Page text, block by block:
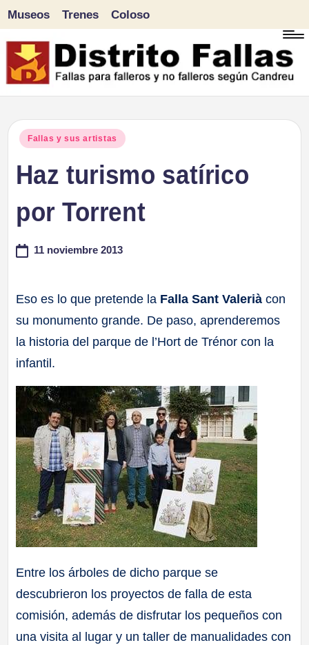
Saltar
al
Museos Trenes Coloso
Publicado
Fallas y sus artistas
Haz turismo satírico
por Torrent
11 noviembre 2013
Eso es lo que pretende la Falla Sant Valerià con
su monumento grande. De paso, aprenderemos
la historia del parque de l’Hort de Trénor con la
infantil.
Entre los árboles de dicho parque se
descubrieron los proyectos de falla de esta
comisión, además de disfrutar los pequeños con
una visita al lugar y un taller de manualidades con